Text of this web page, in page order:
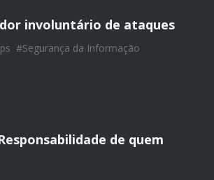
involuntário de ataques
#Segurança da Informação
de quem